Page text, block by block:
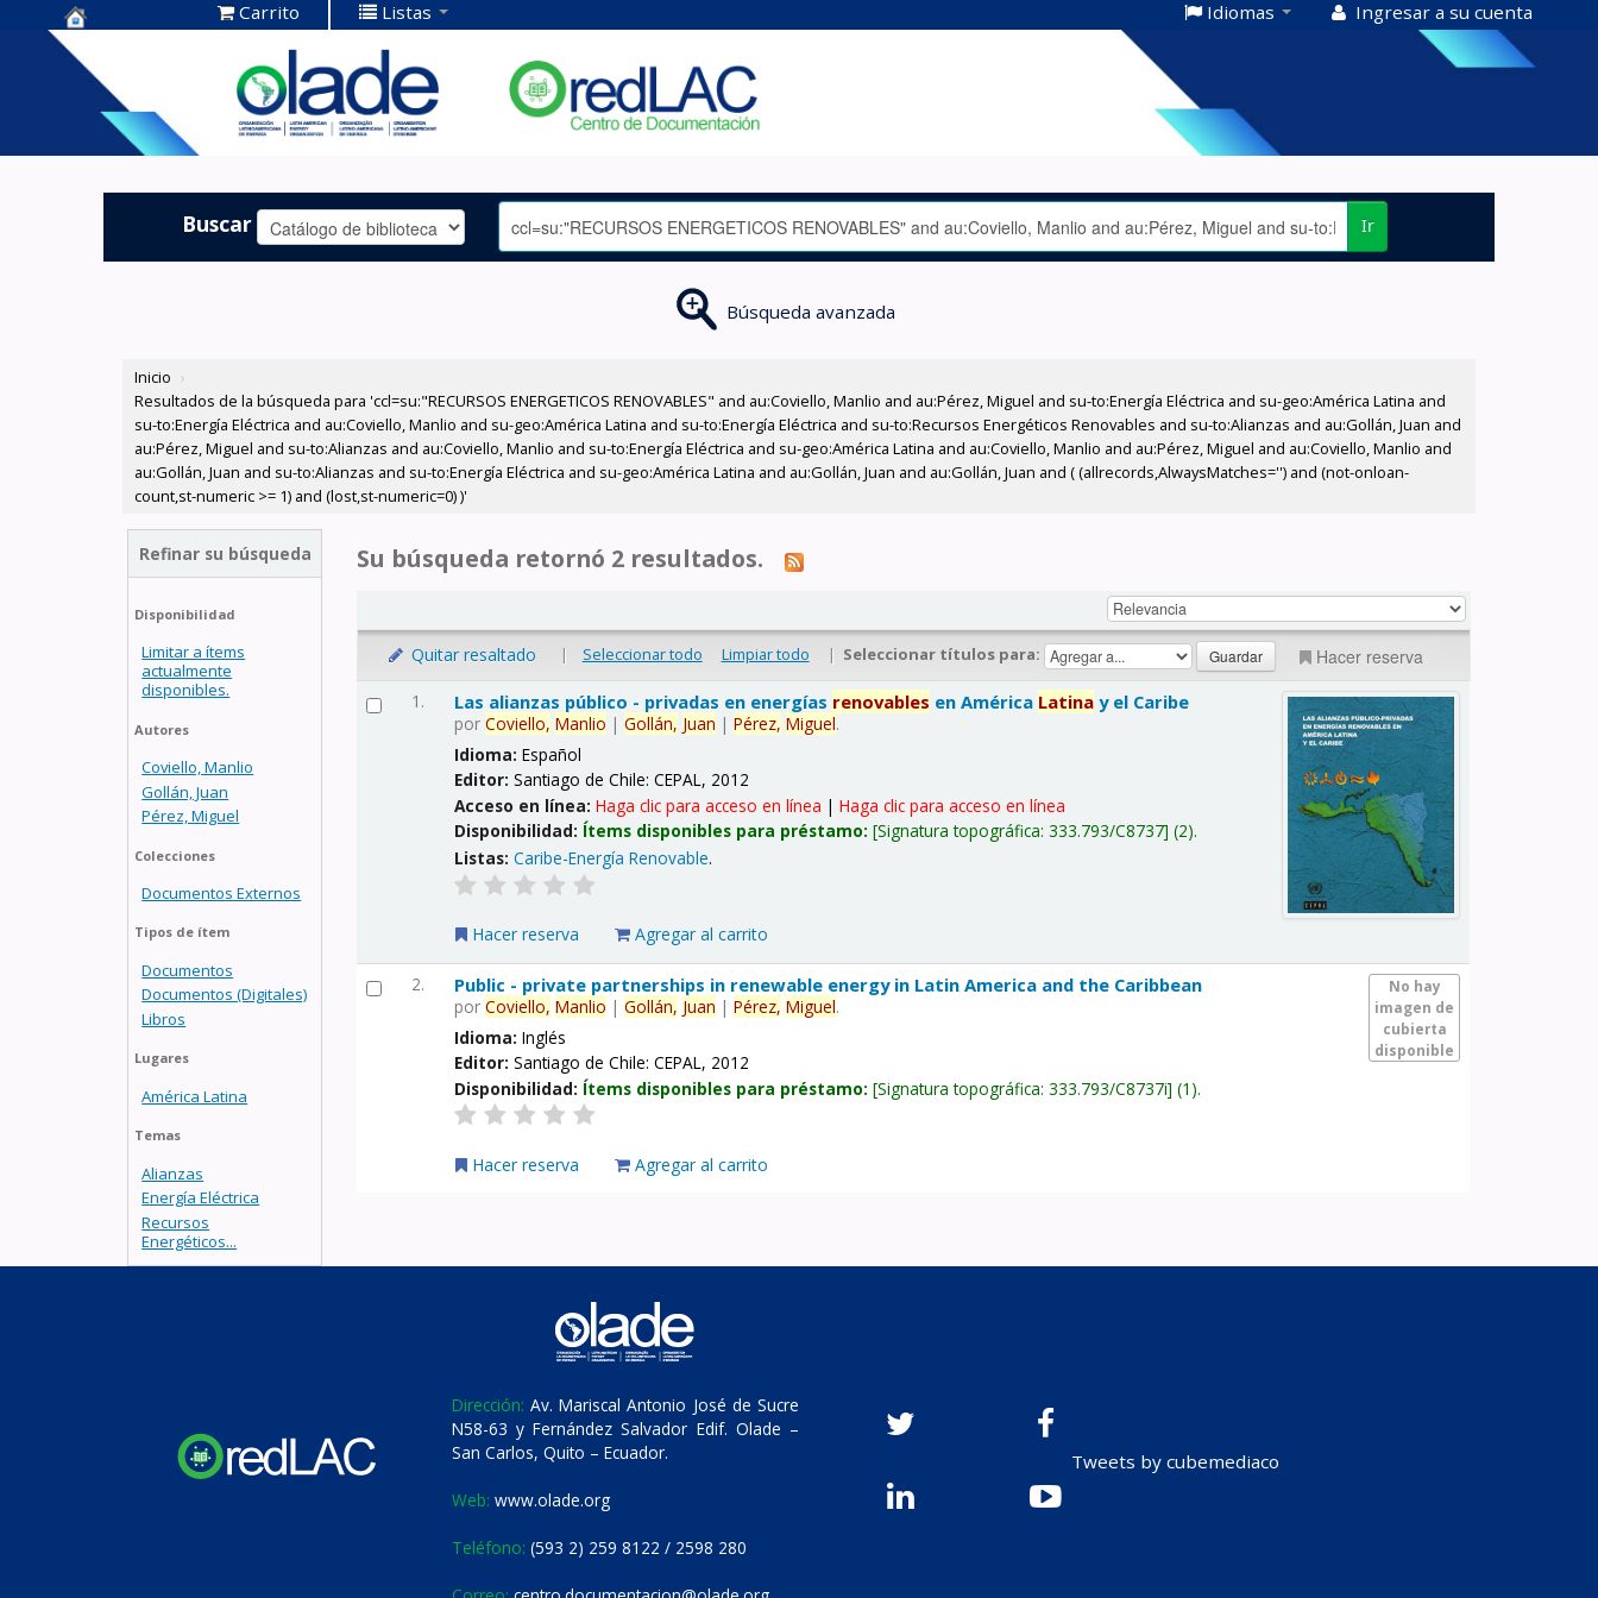
Centro de
Documentación
OLADE -
Carrito Listas Idiomas Ingresar a su cuenta
Buscar Ir
Búsqueda avanzada
Inicio ›
Resultados de la búsqueda para 'ccl=su:"RECURSOS ENERGETICOS RENOVABLES" and au:Coviello, Manlio and au:Pérez, Miguel and su-to:Energía Eléctrica and su-geo:América Latina and
su-to:Energía Eléctrica and au:Coviello, Manlio and su-geo:América Latina and su-to:Energía Eléctrica and su-to:Recursos Energéticos Renovables and su-to:Alianzas and au:Gollán, Juan and
au:Pérez, Miguel and su-to:Alianzas and au:Coviello, Manlio and su-to:Energía Eléctrica and su-geo:América Latina and au:Coviello, Manlio and au:Pérez, Miguel and au:Coviello, Manlio and
au:Gollán, Juan and su-to:Alianzas and su-to:Energía Eléctrica and su-geo:América Latina and au:Gollán, Juan and au:Gollán, Juan and ( (allrecords,AlwaysMatches='') and (not-onloan-
count,st-numeric >= 1) and (lost,st-numeric=0) )'
Refinar su búsqueda
Disponibilidad
Limitar a ítems
actualmente
disponibles.
Autores
Coviello, Manlio
Gollán, Juan
Pérez, Miguel
Colecciones
Documentos Externos
Tipos de ítem
Documentos
Documentos (Digitales)
Libros
Lugares
América Latina
Temas
Alianzas
Energía Eléctrica
Recursos
Energéticos...
Su búsqueda retornó 2 resultados.
Quitar resaltado | Seleccionar todo Limpiar todo | Seleccionar títulos para: Hacer reserva
1. Las alianzas público - privadas en energías renovables en América Latina y el Caribe
porCoviello, Manlio |Gollán, Juan |Pérez, Miguel.
Idioma:Español
Editor:Santiago de Chile: CEPAL, 2012
Acceso en línea:Haga clic para acceso en línea |Haga clic para acceso en línea
Disponibilidad: Ítems disponibles para préstamo: Signatura topográfica:333.793/C8737 (2).
Listas: Caribe-Energía Renovable.
Hacer reserva Agregar al carrito
2.
No hay
imagen de
cubierta
disponible
Public - private partnerships in renewable energy in Latin America and the Caribbean
porCoviello, Manlio |Gollán, Juan |Pérez, Miguel.
Idioma:Inglés
Editor:Santiago de Chile: CEPAL, 2012
Disponibilidad: Ítems disponibles para préstamo: Signatura topográfica:333.793/C8737i (1).
Hacer reserva Agregar al carrito
Dirección: Av. Mariscal Antonio José de Sucre
N58-63 y Fernández Salvador Edif. Olade –
San Carlos, Quito – Ecuador.
Web: www.olade.org
Teléfono: (593 2) 259 8122 / 2598 280
Tweets by cubemediaco